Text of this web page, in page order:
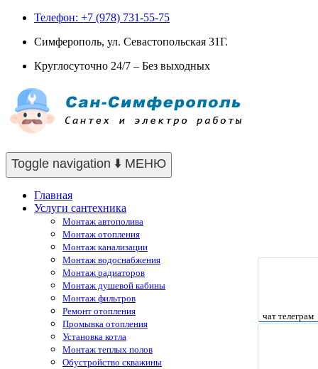
Телефон: +7 (978) 731-55-75
Симферополь, ул. Севастопольская 31Г.
Круглосуточно 24/7 – Без выходных
Toggle navigation ⬇️ МЕНЮ
Главная
Услуги сантехника
Монтаж автополива
Монтаж отопления
Монтаж канализации
Монтаж водоснабжения
Монтаж радиаторов
Монтаж душевой кабины
Монтаж фильтров
Ремонт отопления
Промывка отопления
Установка котла
Монтаж теплых полов
Обустройство скважины
чат телеграм